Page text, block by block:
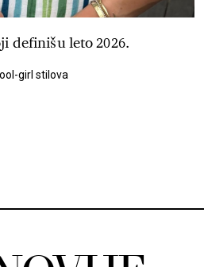
definišu leto 2026.
girl stilova